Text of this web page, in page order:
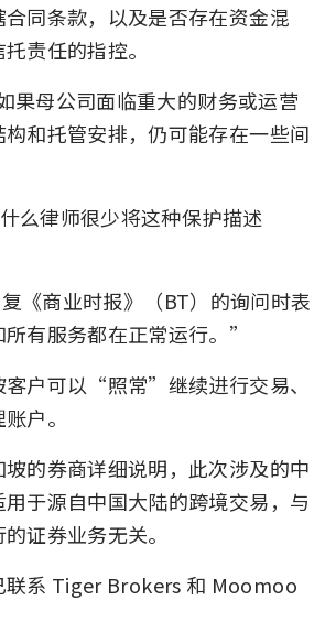
同条款，以及是否存在资金混
责任的指控。
果母公司面临重大的财务或运营
和托管安排，仍可能存在一些间
么律师很少将这种保护描述
《商业时报》（BT）的询问时表
有服务都在正常运行。”
户可以“照常”继续进行交易、
户。
的券商详细说明，此次涉及的中
于源自中国大陆的跨境交易，与
证券业务无关。
联系 Tiger Brokers 和 Moomoo